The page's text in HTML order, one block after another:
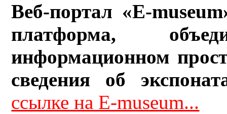
Веб-портал «E-
платформа,
информационном
сведения об
ссылке на E-museum...